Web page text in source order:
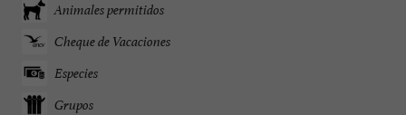
Animales permitidos
Cheque de Vacaciones
Especies
Grupos